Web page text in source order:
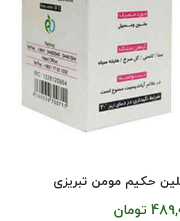
حکیم مومن تبریزی
تومان